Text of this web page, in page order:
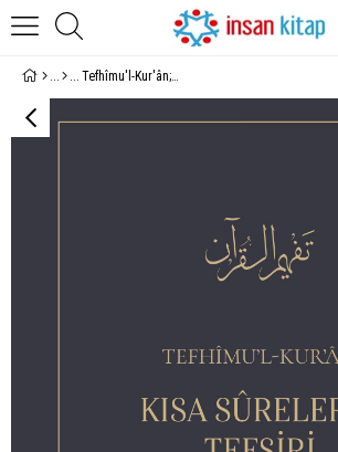
Tefhîmu'l-Kur'ân; Kısa Sûrelerin Tefsiri